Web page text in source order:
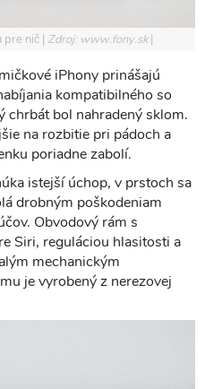
pre nič Zdroj: www.fony.sk
iPhony prinášajú
kompatibilného so
chrbát bol nahradený sklom.
na rozbitie pri pádoch a
poriadne zabolí.
istejší úchop, v prstoch sa
drobným poškodeniam
Obvodový rám s
Siri, reguláciou hlasitosti a
mechanickým
je vyrobený z nerezovej